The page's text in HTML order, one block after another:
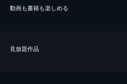
動画も書籍も楽しめる
⾒放題作品